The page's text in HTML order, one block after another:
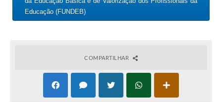
Educação (FUNDEB)
COMPARTILHAR